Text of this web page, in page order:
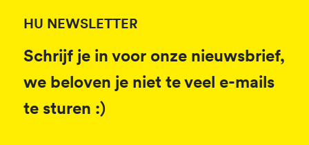
HU NEWSLETTER
Schrijf je in voor onze nieuwsbrief,
we beloven je niet te veel e-mails
te sturen :)